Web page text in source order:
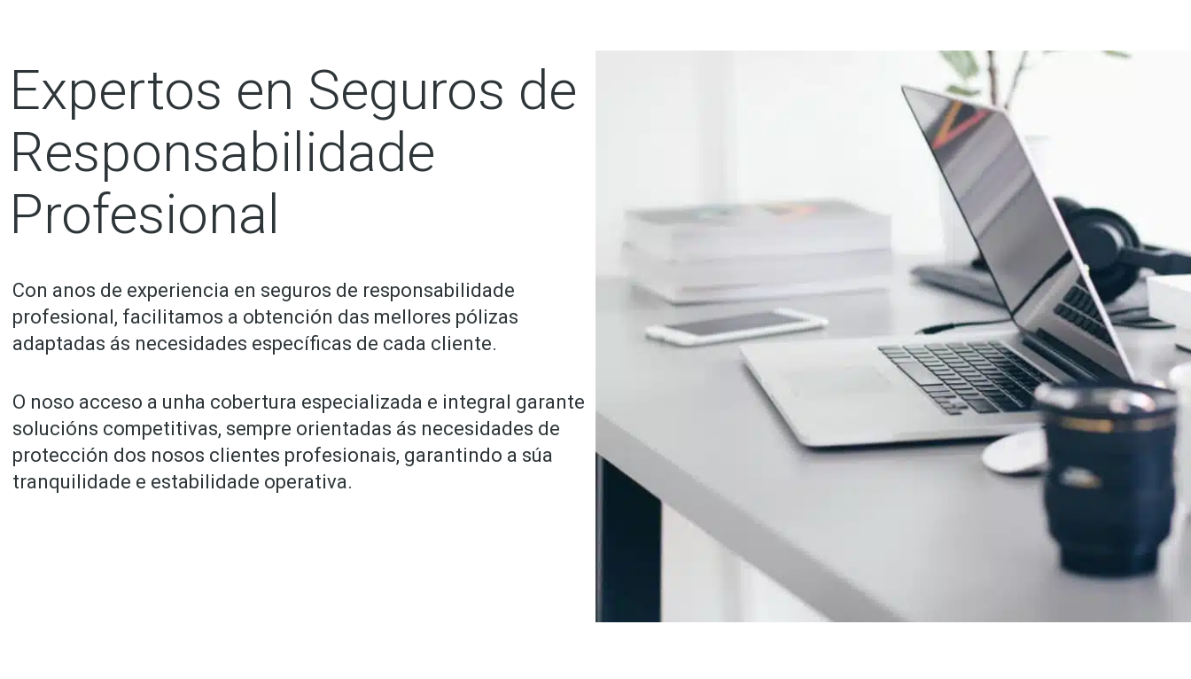
Expertos en Seguros de
Responsabilidade
Profesional
Con anos de experiencia en seguros de responsabilidade
profesional, facilitamos a obtención das mellores pólizas
adaptadas ás necesidades específicas de cada cliente.
O noso acceso a unha cobertura especializada e integral garante
solucións competitivas, sempre orientadas ás necesidades de
protección dos nosos clientes profesionais, garantindo a súa
tranquilidade e estabilidade operativa.